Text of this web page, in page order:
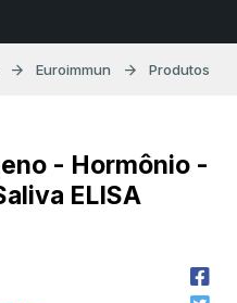
arrow_forward Euroimmun arrow_forward Produtos
- Hormônio -
ELISA